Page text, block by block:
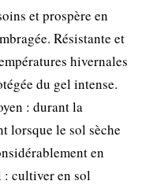
et prospère en
Résistante et
hivernales
du gel intense.
: durant la
lorsque le sol sèche
en
: cultiver en sol